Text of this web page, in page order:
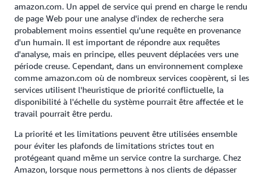
amazon.com. Un appel de service qui prend en charge le rendu
de page Web pour une analyse d'index de recherche sera
probablement moins essentiel qu'une requête en provenance
d'un humain. Il est important de répondre aux requêtes
d'analyse, mais en principe, elles peuvent déplacées vers une
période creuse. Cependant, dans un environnement complexe
comme amazon.com où de nombreux services coopèrent, si les
services utilisent l'heuristique de priorité conflictuelle, la
disponibilité à l'échelle du système pourrait être affectée et le
travail pourrait être perdu.
La priorité et les limitations peuvent être utilisées ensemble
pour éviter les plafonds de limitations strictes tout en
protégeant quand même un service contre la surcharge. Chez
Amazon, lorsque nous permettons à nos clients de dépasser